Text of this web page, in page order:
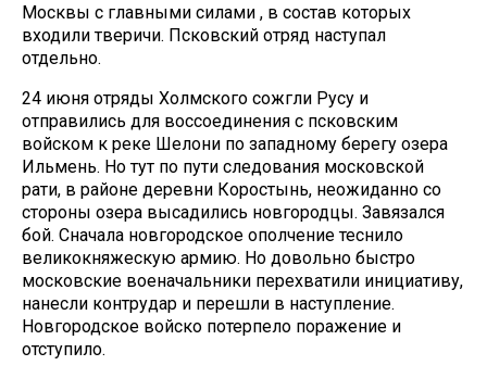
Москвы с главными силами , в состав которых
входили тверичи. Псковский отряд наступал
отдельно.
24 июня отряды Холмского сожгли Русу и
отправились для воссоединения с псковским
войском к реке Шелони по западному берегу озера
Ильмень. Но тут по пути следования московской
рати, в районе деревни Коростынь, неожиданно со
стороны озера высадились новгородцы. Завязался
бой. Сначала новгородское ополчение теснило
великокняжескую армию. Но довольно быстро
московские военачальники перехватили инициативу,
нанесли контрудар и перешли в наступление.
Новгородское войско потерпело поражение и
отступило.